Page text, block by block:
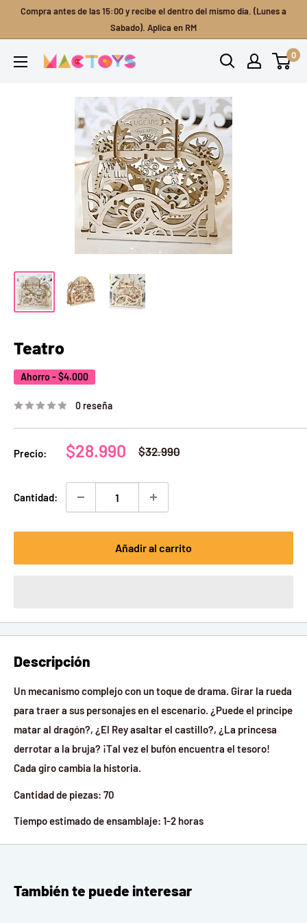
contenido
Compra antes de las 15:00 y recibe el dentro del mismo dia. (Lunes a
Sabado). Aplica en RM
Mactoys
0
Teatro
Ahorro -$4.000
0 reseña
Precio:
Precio
venta
$28.990
Precio
$32.990
Cantidad:
Añadir al carrito
Descripción
Un mecanismo complejo con un toque de drama. Girar la rueda
para traer a sus personajes en el escenario. ¿Puede el príncipe
matar al dragón?, ¿El Rey asaltar el castillo?, ¿La princesa
derrotar a la bruja? ¡Tal vez el bufón encuentra el tesoro!
Cada giro cambia la historia.
Cantidad de piezas: 70
Tiempo estimado de ensamblaje: 1-2 horas
También te puede interesar